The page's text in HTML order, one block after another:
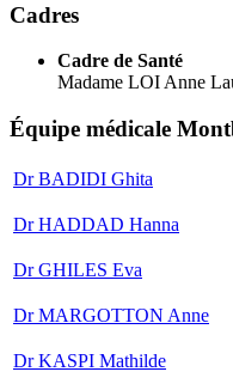
Cadres
Cadre de Santé
Madame LOI Anne
Équipe médicale
Dr BADIDI Ghita
Dr HADDAD Hanna
Dr GHILES Eva
Dr MARGOTTON Anne
Dr KASPI Mathilde